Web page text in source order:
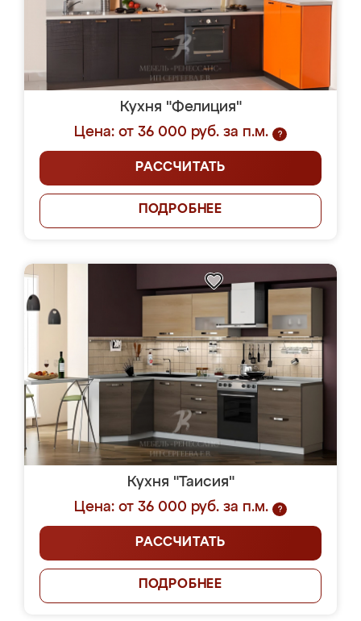
Кухня "Фелиция"
Цена: от 36 000 руб. за п.м.
?
РАССЧИТАТЬ
ПОДРОБНЕЕ
Кухня "Таисия"
Цена: от 36 000 руб. за п.м.
?
РАССЧИТАТЬ
ПОДРОБНЕЕ